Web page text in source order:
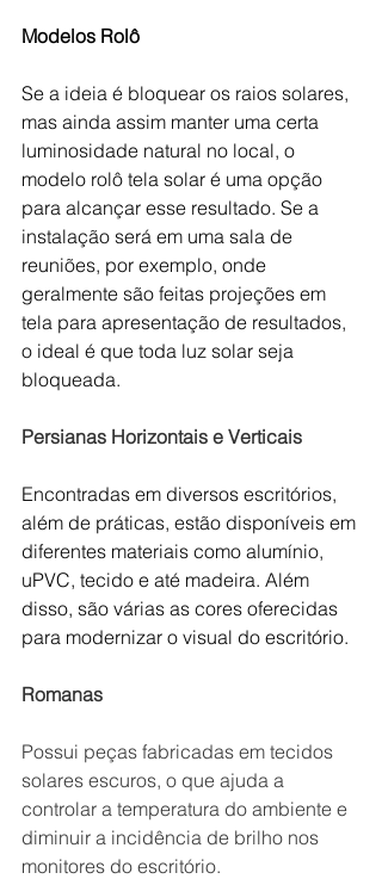
Modelos Rolô
Se a ideia é bloquear os raios solares,
mas ainda assim manter uma certa
luminosidade natural no local, o
modelo rolô tela solar é uma opção
para alcançar esse resultado. Se a
instalação será em uma sala de
reuniões, por exemplo, onde
geralmente são feitas projeções em
tela para apresentação de resultados,
o ideal é que toda luz solar seja
bloqueada.
Persianas Horizontais e Verticais
Encontradas em diversos escritórios,
além de práticas, estão disponíveis em
diferentes materiais como alumínio,
uPVC, tecido e até madeira. Além
disso, são várias as cores oferecidas
para modernizar o visual do escritório.
Romanas
Possui peças fabricadas em tecidos
solares escuros, o que ajuda a
controlar a temperatura do ambiente e
diminuir a incidência de brilho nos
monitores do escritório.